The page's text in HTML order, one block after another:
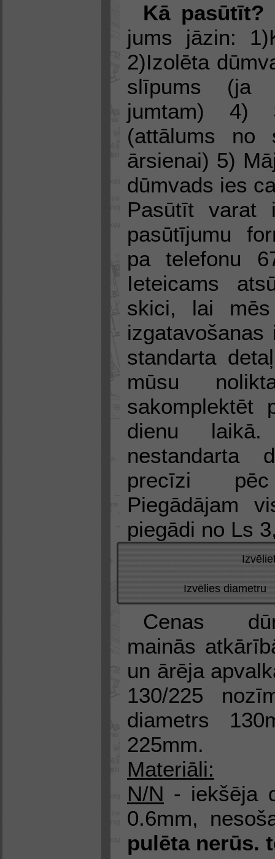
Kā pasūtīt?
jums jāzin:
2)Izolēta
slīpums (ja
jumtam) 4)
(attālums no
ārsienai) 5)
dūmvads ies
Pasūtīt varat
pasūtījumu
pa telefonu
Ieteicams
skici, lai mēs
izgatavošanas
standarta
mūsu
sakomplektēt
dienu laikā.
nestandarta
precīzi
Piegādājam
piegādi no Ls
Izvēlies diametru
Cenas
mainās
un ārēja
130/225
diametrs
225mm.
Materiāli:
N/N - iekšēja
0.6mm,
pulēta nerūs.